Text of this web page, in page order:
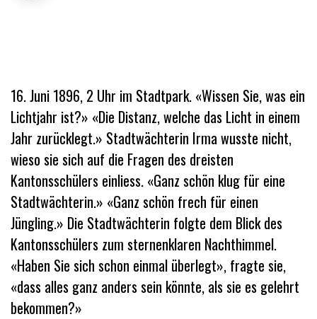
16. Juni 1896, 2 Uhr im Stadtpark. «Wissen Sie, was ein
Lichtjahr ist?» «Die Distanz, welche das Licht in einem
Jahr zurücklegt.» Stadtwächterin Irma wusste nicht,
wieso sie sich auf die Fragen des dreisten
Kantonsschülers einliess. «Ganz schön klug für eine
Stadtwächterin.» «Ganz schön frech für einen
Jüngling.» Die Stadtwächterin folgte dem Blick des
Kantonsschülers zum sternenklaren Nachthimmel.
«Haben Sie sich schon einmal überlegt», fragte sie,
«dass alles ganz anders sein könnte, als sie es gelehrt
bekommen?»